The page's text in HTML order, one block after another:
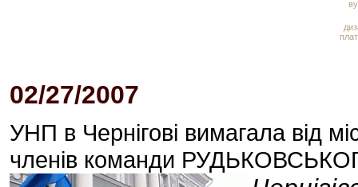
02/27/2007
УНП в Чернігові вимагала від
членів команди